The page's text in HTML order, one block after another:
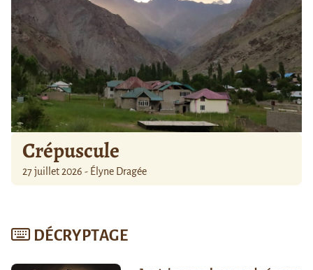
Crépuscule
27 juillet 2026 - Élyne Dragée
DÉCRYPTAGE